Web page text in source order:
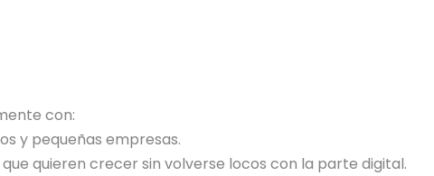
con:
y pequeñas empresas.
que quieren crecer sin volverse locos con la parte digital.